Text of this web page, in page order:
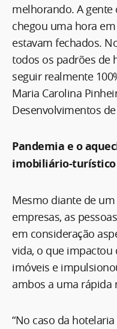
melhorando. A
chegou uma hora
estavam fechados.
todos os padrões de
seguir realmente
Maria Carolina
Desenvolvimentos
Pandemia e o
imobiliário-turístico
Mesmo diante de
empresas, as
em consideração
vida, o que impactou
imóveis e
ambos a uma rápida
“No caso da